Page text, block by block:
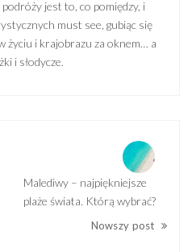
jest to, co pomiędzy, i
must see, gubiąc się
życiu i krajobrazu za oknem… a
i słodycze.
Malediwy – najpiękniejsze
plaże świata. Którą wybrać?
Nowszy post